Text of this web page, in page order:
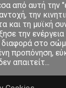
από αυτή την
την
και τη μυϊκή
την
διαφορά στο
προπόνηση,
απαιτείτ...